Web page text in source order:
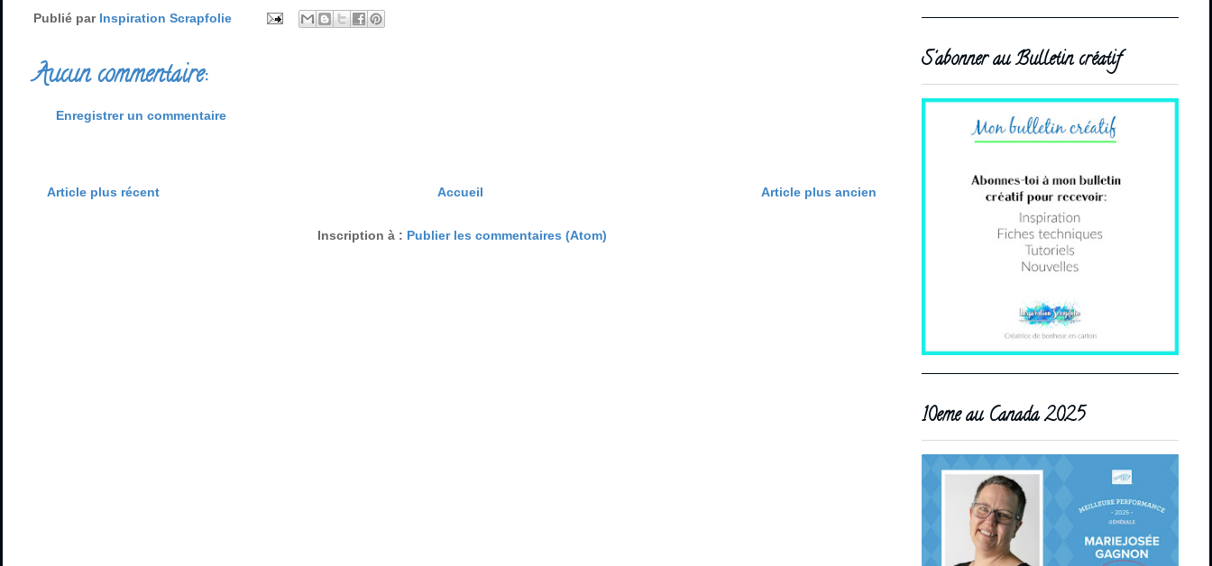
Publié par Inspiration Scrapfolie
Aucun commentaire:
Enregistrer un commentaire
Article plus récent Article plus ancien
Accueil
Inscription à : Publier les commentaires (Atom)
S'abonner au Bulletin créatif
10eme au Canada 2025